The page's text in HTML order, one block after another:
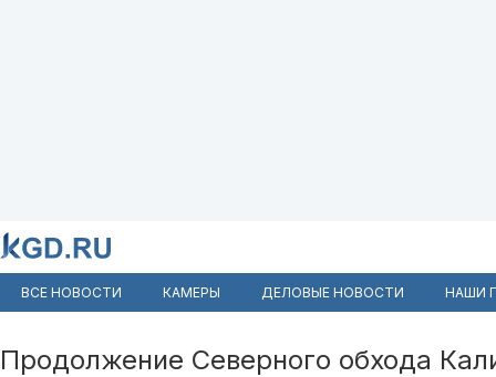
ВСЕ НОВОСТИ КАМЕРЫ ДЕЛОВЫЕ НОВОСТИ НАШИ
Продолжение Северного обхода